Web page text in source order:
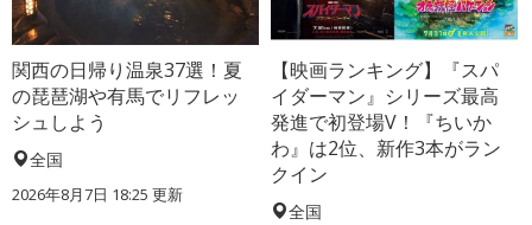
関西の日帰り温泉37選！夏
の琵琶湖や有馬でリフレッ
シュしよう
全国
2026年8月7日 18:25 更新
【映画ランキング】『スパ
イダーマン』シリーズ最高
発進で初登場V！『ちいか
わ』は2位、新作3本がラン
クイン
全国